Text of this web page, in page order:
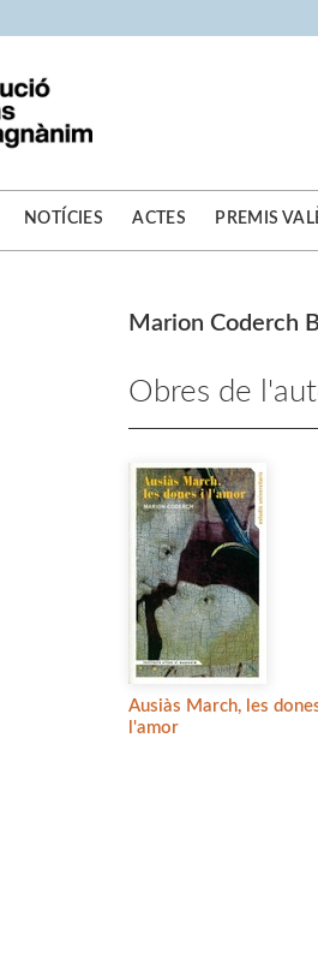
NOTÍCIES ACTES PREMIS
Marion Coderch
Obres de
Ausiàs March, les
l'amor